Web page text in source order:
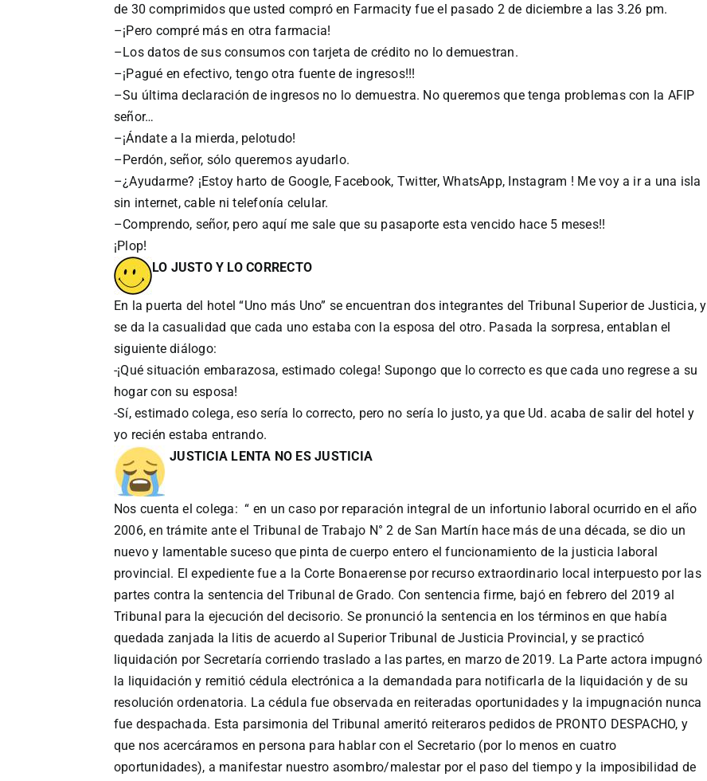
de 30 comprimidos que usted compró en Farmacity fue el pasado 2 de diciembre a las 3.26 pm.
–¡Pero compré más en otra farmacia!
–Los datos de sus consumos con tarjeta de crédito no lo demuestran.
–¡Pagué en efectivo, tengo otra fuente de ingresos!!!
–Su última declaración de ingresos no lo demuestra. No queremos que tenga problemas con la AFIP
señor…
–¡Ándate a la mierda, pelotudo!
–Perdón, señor, sólo queremos ayudarlo.
–¿Ayudarme? ¡Estoy harto de Google, Facebook, Twitter, WhatsApp, Instagram ! Me voy a ir a una isla
sin internet, cable ni telefonía celular.
–Comprendo, señor, pero aquí me sale que su pasaporte esta vencido hace 5 meses!!
¡Plop!
LO JUSTO Y LO CORRECTO
En la puerta del hotel “Uno más Uno” se encuentran dos integrantes del Tribunal Superior de Justicia, y
se da la casualidad que cada uno estaba con la esposa del otro. Pasada la sorpresa, entablan el
siguiente diálogo:
-¡Qué situación embarazosa, estimado colega! Supongo que lo correcto es que cada uno regrese a su
hogar con su esposa!
-Sí, estimado colega, eso sería lo correcto, pero no sería lo justo, ya que Ud. acaba de salir del hotel y
yo recién estaba entrando.
JUSTICIA LENTA NO ES JUSTICIA
Nos cuenta el colega: “ en un caso por reparación integral de un infortunio laboral ocurrido en el año
2006, en trámite ante el Tribunal de Trabajo N° 2 de San Martín hace más de una década, se dio un
nuevo y lamentable suceso que pinta de cuerpo entero el funcionamiento de la justicia laboral
provincial. El expediente fue a la Corte Bonaerense por recurso extraordinario local interpuesto por las
partes contra la sentencia del Tribunal de Grado. Con sentencia firme, bajó en febrero del 2019 al
Tribunal para la ejecución del decisorio. Se pronunció la sentencia en los términos en que había
quedada zanjada la litis de acuerdo al Superior Tribunal de Justicia Provincial, y se practicó
liquidación por Secretaría corriendo traslado a las partes, en marzo de 2019. La Parte actora impugnó
la liquidación y remitió cédula electrónica a la demandada para notificarla de la liquidación y de su
resolución ordenatoria. La cédula fue observada en reiteradas oportunidades y la impugnación nunca
fue despachada. Esta parsimonia del Tribunal ameritó reiteraros pedidos de PRONTO DESPACHO, y
que nos acercáramos en persona para hablar con el Secretario (por lo menos en cuatro
oportunidades), a manifestar nuestro asombro/malestar por el paso del tiempo y la imposibilidad de